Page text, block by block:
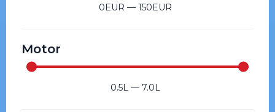
0EUR — 150EUR
Motor
0.5L— 7.0L